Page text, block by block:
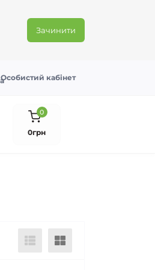
Зачинити
Особистий кабінет
0
0грн